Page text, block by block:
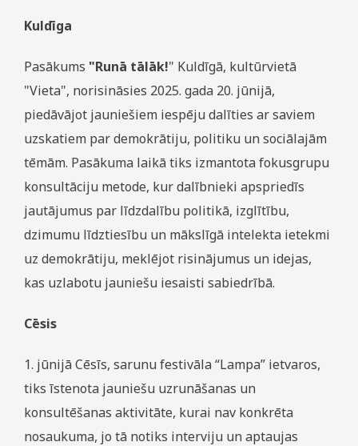
Kuldīga
Pasākums "Runā tālāk!" Kuldīgā, kultūrvietā
"Vieta", norisināsies 2025. gada 20. jūnijā,
piedāvājot jauniešiem iespēju dalīties ar saviem
uzskatiem par demokrātiju, politiku un sociālajām
tēmām. Pasākuma laikā tiks izmantota fokusgrupu
konsultāciju metode, kur dalībnieki apspriedīs
jautājumus par līdzdalību politikā, izglītību,
dzimumu līdztiesību un mākslīgā intelekta ietekmi
uz demokrātiju, meklējot risinājumus un idejas,
kas uzlabotu jauniešu iesaisti sabiedrībā.
Cēsis
1. jūnijā Cēsīs, sarunu festivāla “Lampa” ietvaros,
tiks īstenota jauniešu uzrunāšanas un
konsultēšanas aktivitāte, kurai nav konkrēta
nosaukuma, jo tā notiks interviju un aptaujas